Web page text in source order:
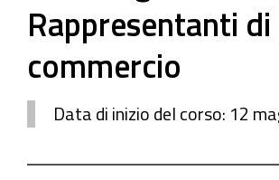
Rappresentanti di
commercio
Data di inizio del corso: 12